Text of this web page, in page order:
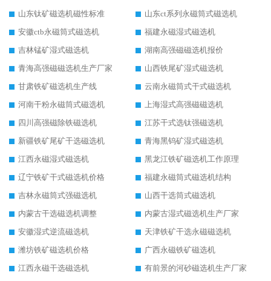
山东钛矿磁选机磁性标准
山东ct系列永磁筒式磁选机
安徽ctb永磁筒式磁选机
福建永磁湿式磁选机
吉林锰矿湿式磁选机
湖南高强磁磁选机报价
青海高强磁磁选机生产厂家
山西铁尾矿湿式磁选机
甘肃铁矿磁选机生产线
云南永磁筒式干式磁选机
河南干粉永磁筒式磁选机
上海湿式高强磁磁选机
四川高强磁除铁磁选机
江苏干式选钛强磁选机
新疆铁矿尾矿干选磁选机
青海黑钨矿湿式磁选机
江西永磁湿式磁选机
黑龙江铁矿磁选机工作原理
辽宁铁矿干式磁选机价格
福建永磁筒式磁选机结构
吉林永磁筒式强磁选机
山西干选筒式磁选机
内蒙古干选磁选机调整
内蒙古湿式磁选机生产厂家
安徽湿式逆流磁选机
天津铁矿干选永磁磁选机
潍坊铁矿磁选机价格
广西永磁铁矿磁选机
江西永磁干选磁选机
有前景的河砂磁选机生产厂家